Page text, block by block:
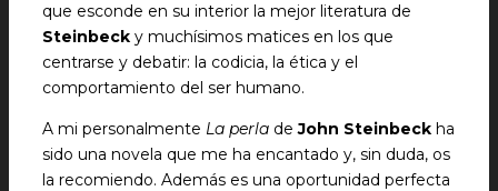
que esconde en su interior la mejor literatura de
Steinbeck y muchísimos matices en los que
centrarse y debatir: la codicia, la ética y el
comportamiento del ser humano.
A mi personalmente La perla deJohn Steinbeck ha
sido una novela que me ha encantado y, sin duda, os
la recomiendo. Además es una oportunidad perfecta